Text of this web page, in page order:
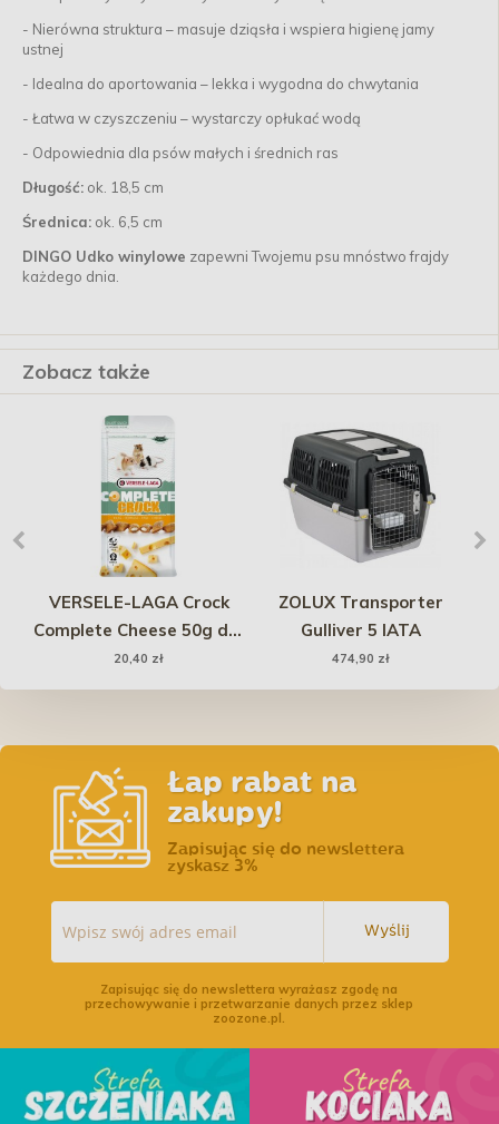
- Nierówna struktura – masuje dziąsła i wspiera higienę jamy
ustnej
- Idealna do aportowania – lekka i wygodna do chwytania
- Łatwa w czyszczeniu – wystarczy opłukać wodą
- Odpowiednia dla psów małych i średnich ras
Długość: ok. 18,5 cm
Średnica: ok. 6,5 cm
DINGO Udko winylowe zapewni Twojemu psu mnóstwo frajdy
każdego dnia.
Zobacz także
VERSELE-LAGA Crock
Complete Cheese 50g dla
gryzoni
20,40 zł
ZOLUX Transporter
Gulliver 5 IATA
474,90 zł
Łap rabat na
zakupy!
Zapisując się do newslettera
zyskasz 3%
Wyślij
Zapisując się do newslettera wyrażasz zgodę na
przechowywanie i przetwarzanie danych przez sklep
zoozone.pl.